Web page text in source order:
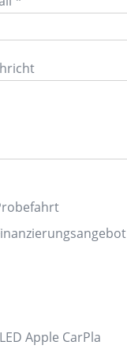
Apple CarPla